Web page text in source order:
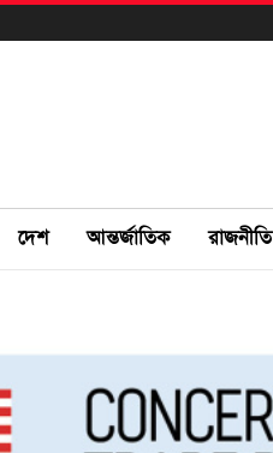
দেশ আন্তর্জাতিক রাজনীতি